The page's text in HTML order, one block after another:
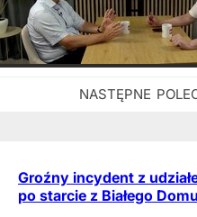
Groźny incydent z
po starcie z Białego Domu